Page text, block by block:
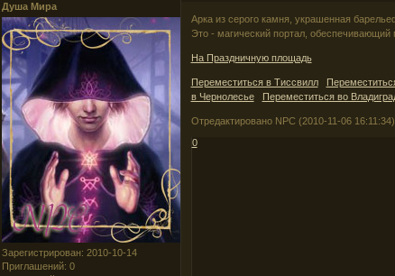
Душа Мира
Зарегистрирован: 2010-10-14
Приглашений: 0
Арка из серого камня, украшенная
Это - магический портал,
На Праздничную площадь
Переместиться в Тиссвилл
в Чернолесье
Переместиться во
Отредактировано NPC (2010-11-06 16:11:34)
0